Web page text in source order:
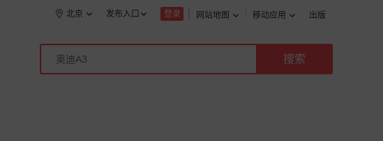
网站地图 移动应用 出版
登录
发布入口
北京